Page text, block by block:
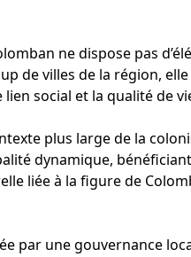
ne dispose pas
de villes de la région,
social et la qualité de
plus large de la
dynamique,
liée à la figure de
par une gouvernance